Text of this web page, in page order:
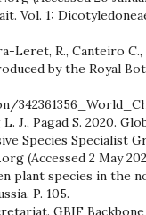
Vol. 1:
Leret, R., Canteiro
by the Royal
J., Pagad S. 2020.
Species Specialist
(Accessed 2 May
plant species in the
P. 105.
GBIF